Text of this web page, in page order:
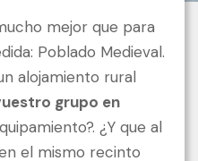
mejor que para
Poblado Medieval.
alojamiento rural
grupo en
¿Y que al
el mismo recinto